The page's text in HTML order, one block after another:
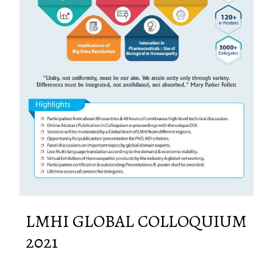
LMHI GLOBAL COLLOQUIUM
2021